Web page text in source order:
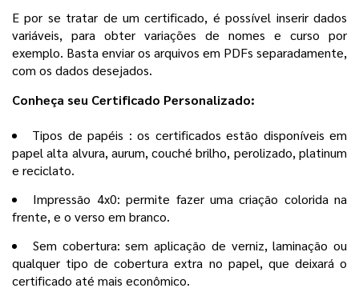
E por se tratar de um certificado, é possível inserir dados
variáveis, para obter variações de nomes e curso por
exemplo. Basta enviar os arquivos em PDFs separadamente,
com os dados desejados.
Conheça seu Certificado Personalizado:
Tipos de papéis : os certificados estão disponíveis em
papel alta alvura, aurum, couché brilho, perolizado, platinum
e reciclato.
Impressão 4x0: permite fazer uma criação colorida na
frente, e o verso em branco.
Sem cobertura: sem aplicação de verniz, laminação ou
qualquer tipo de cobertura extra no papel, que deixará o
certificado até mais econômico.